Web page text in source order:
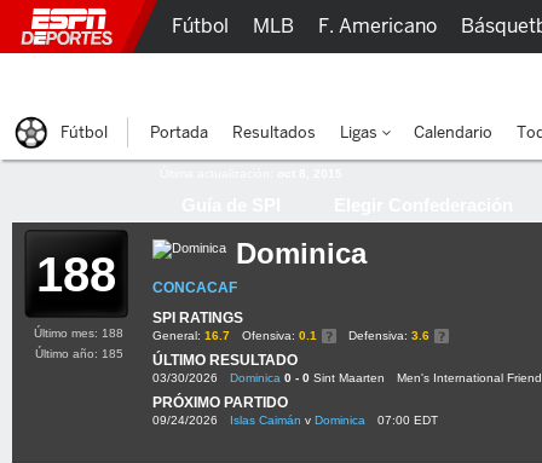
188 Dominica
CONCACAF
SPI RATINGS
General: 16.7 Ofensiva: 0.1 Defensiva: 3.6
ÚLTIMO RESULTADO
03/30/2026 Dominica 0 - 0 Sint Maarten Men's International
PRÓXIMO PARTIDO
09/24/2026 Islas Caimán v Dominica 07:00 EDT
Último mes: 188
Último año: 185
Fútbol MLB F. Americano
Fútbol Portada Resultados Ligas Calendario